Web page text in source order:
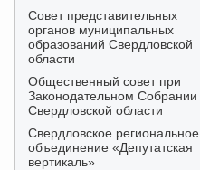
Совет представительных
органов муниципальных
образований Свердловской
области
Общественный совет при
Законодательном Собрании
Свердловской области
Свердловское региональное
объединение «Депутатская
вертикаль»